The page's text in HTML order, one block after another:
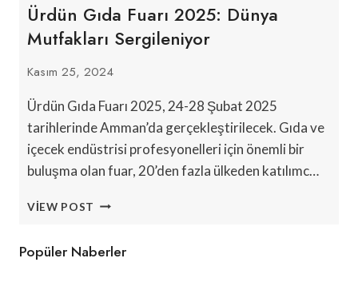
Ürdün Gıda Fuarı 2025: Dünya
Mutfakları Sergileniyor
Kasım 25, 2024
Ürdün Gıda Fuarı 2025, 24-28 Şubat 2025
tarihlerinde Amman’da gerçekleştirilecek. Gıda ve
içecek endüstrisi profesyonelleri için önemli bir
buluşma olan fuar, 20’den fazla ülkeden katılımc…
VIEW POST ÜRDÜN
2025:
Popüler Naberler